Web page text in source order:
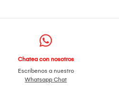
Chatea con nosotros
Escríbenos a nuestro
Whatsapp Chat